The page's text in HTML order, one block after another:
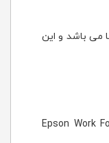
می باشد و این
Epson Work